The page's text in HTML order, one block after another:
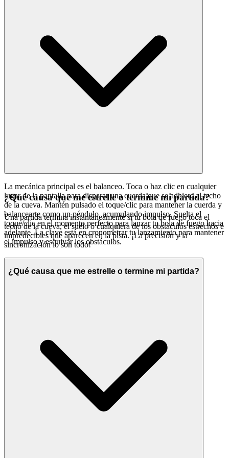
La mecánica principal es el balanceo. Toca o haz clic en cualquier
lugar de la pantalla para disparar una cuerda que se adhiere al techo
de la cueva. Mantén pulsado el toque/clic para mantener la cuerda y
balancearte como un péndulo, acumulando impulso. Suelta el
toque/clic en el momento perfecto para lanzar tu bola de fuego hacia
adelante. La clave está en cronometrar tu lanzamiento para mantener
el impulso y esquivar los obstáculos.
¿Qué causa que me estrelle o termine mi partida?
Una partida termina instantáneamente si tu bola de fuego toca el
techo de la cueva, el suelo o cualquiera de los obstáculos estrechos e
impredecibles que aparecen en la pista. ¡La precisión y la
sincronización lo son todo!
¿Qué causa que me estrelle o termine mi partida?